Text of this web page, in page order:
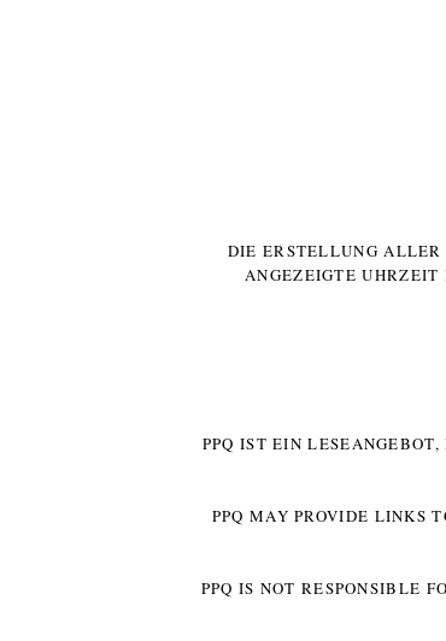
DIE ERSTELLUNG ALLER
ANGEZEIGTE
PPQ IST EIN
PPQ MAY PROVIDE LINKS
PPQ IS NOT RESPONSIBLE